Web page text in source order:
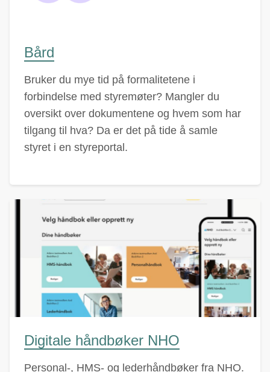
Bård
Bruker du mye tid på formalitetene i
forbindelse med styremøter? Mangler du
oversikt over dokumentene og hvem som har
tilgang til hva? Da er det på tide å samle
styret i en styreportal.
Digitale håndbøker NHO
Personal-, HMS- og lederhåndbøker fra NHO.